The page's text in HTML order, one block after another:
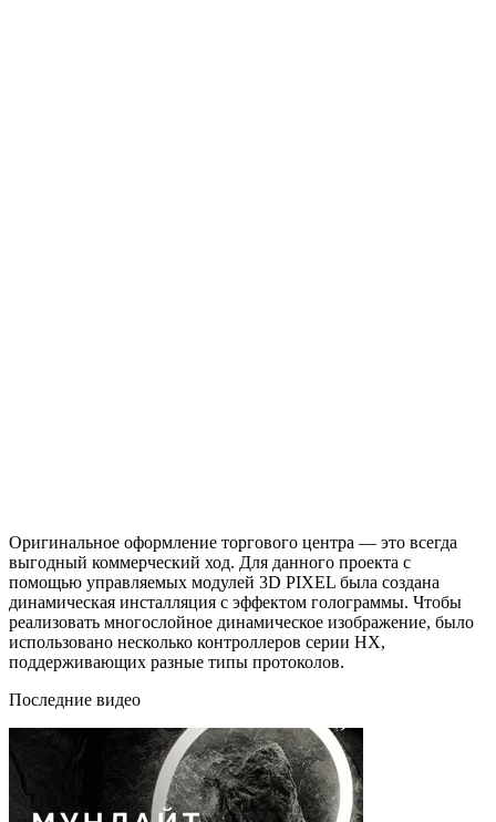
Оригинальное оформление торгового центра — это всегда
выгодный коммерческий ход. Для данного проекта с
помощью управляемых модулей 3D PIXEL была создана
динамическая инсталляция с эффектом голограммы. Чтобы
реализовать многослойное динамическое изображение, было
использовано несколько контроллеров серии HX,
поддерживающих разные типы протоколов.
Последние видео